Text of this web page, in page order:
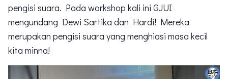
pengisi suara. Pada workshop kali ini GJUI
mengundang Dewi Sartika dan Hardi! Mereka
merupakan pengisi suara yang menghiasi masa kecil
kita minna!